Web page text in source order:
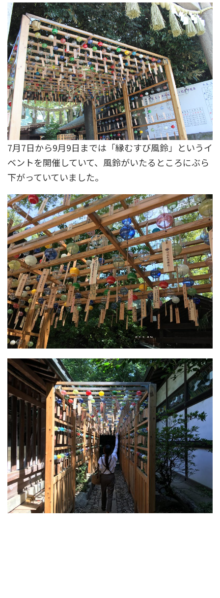
7月7日から9月9日までは「縁むすび風鈴」というイ
ベントを開催していて、風鈴がいたるところにぶら
下がっていていました。